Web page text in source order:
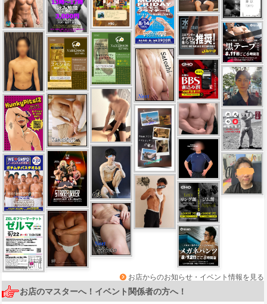
お店からのお知らせ・イベント情報を見る
お店のマスターへ！イベント関係者の方へ！